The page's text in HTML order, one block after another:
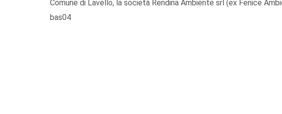
Comune di Lavello, la società Rendina Ambiente srl (ex Fenice
bas04